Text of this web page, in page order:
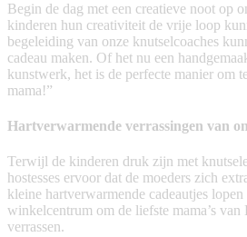
Begin de dag met een creatieve noot op
kinderen hun creativiteit de vrije loop
begeleiding van onze knutselcoaches
cadeau maken. Of het nu een
kunstwerk, het is de perfecte manier om
mama!”
Hartverwarmende verrassingen van
Terwijl de kinderen druk zijn met
hostesses ervoor dat de moeders zich
kleine hartverwarmende cadeautjes
winkelcentrum om de liefste mama’s van
verrassen.